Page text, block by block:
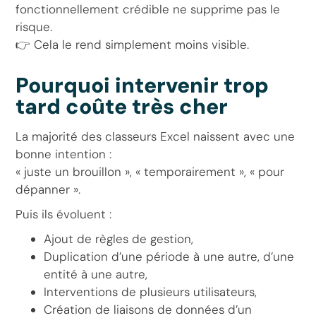
fonctionnellement crédible ne supprime pas le
risque.
👉 Cela le rend simplement moins visible.
Pourquoi intervenir trop
tard coûte très cher
La majorité des classeurs Excel naissent avec une
bonne intention :
« juste un brouillon », « temporairement », « pour
dépanner ».
Puis ils évoluent :
Ajout de règles de gestion,
Duplication d’une période à une autre, d’une
entité à une autre,
Interventions de plusieurs utilisateurs,
Création de liaisons de données d’un